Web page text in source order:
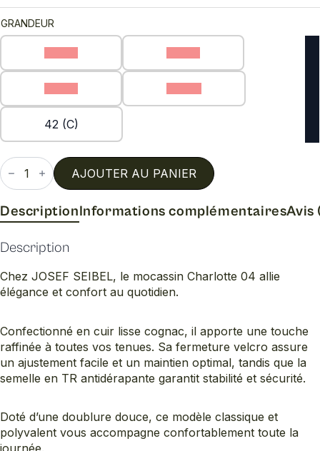
GRANDEUR
42 (C)
quantité
de
Charlotte
AJOUTER AU PANIER
DescriptionInformations complémentairesAvis
Description
Chez JOSEF SEIBEL, le mocassin Charlotte 04 allie
élégance et confort au quotidien.
Confectionné en cuir lisse cognac, il apporte une touche
raffinée à toutes vos tenues. Sa fermeture velcro assure
un ajustement facile et un maintien optimal, tandis que la
semelle en TR antidérapante garantit stabilité et sécurité.
Doté d’une doublure douce, ce modèle classique et
polyvalent vous accompagne confortablement toute la
journée.